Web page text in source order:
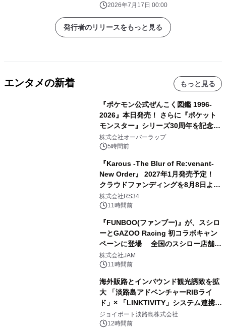
2026年7月17日 00:00
発行者のリリースをもっと見る
エンタメの新着 もっと見る
『ポケモン公式ぜんこく図鑑 1996-
2026』本日発売！ さらに『ポケット
モンスター』シリーズ30周年を記念し
た画集『ポケットモンスター ビジュア
ルアートブック』の発売決定！ 2026
株式会社オーバーラップ
5時間前
『Karous -The Blur of Re:venant-
New Order』 2027年1月発売予定！
クラウドファンディングを8月8日より
開始
株式会社RS34
11時間前
『FUNBOO(ファンブー)』が、スシロ
ーとGAZOO Racing 初コラボキャン
ペーンに登場 全国のスシロー店舗で
GR 4車種の FUNBOO(ミニカー)付き
メニューが展開されます
株式会社JAM
11時間前
海外販路とインバウンド観光誘致を拡
大 「淡路島アドベンチャーRIBライ
ド」× 「LINKTIVITY」システム連携を
開始！
ジョイポート淡路島株式会社
12時間前